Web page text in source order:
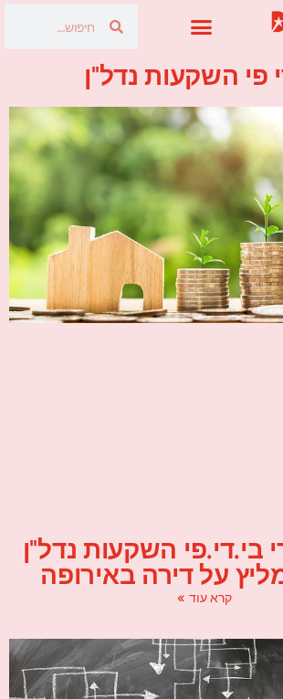
פי השקעות נדל"ן
בי.די.פי השקעות נדל"ן
על דירה באירופה
קרא עוד »